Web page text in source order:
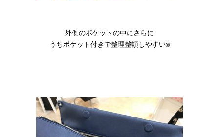
外側のポケットの中にさらに
うちポケット付きで整理整頓しやすい◎